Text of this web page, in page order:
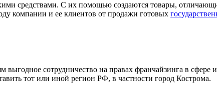
средствами. С их помощью создаются товары,
компании и ее клиентов от продажи готовых
сотрудничество на правах франчайзинга в сфере
тот или иной регион РФ, в частности город Кострома.